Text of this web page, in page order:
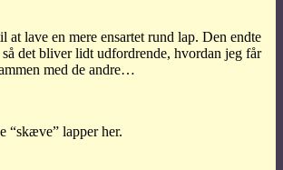
at lave en mere ensartet rund lap. Den endte
det bliver lidt udfordrende, hvordan jeg får
med de andre…
“skæve” lapper her.